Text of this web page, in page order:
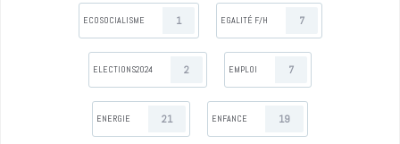
ECOSOCIALISME 1 EGALITÉ F/H 7
ELECTIONS2024 2 EMPLOI 7
ENERGIE 21 ENFANCE 19